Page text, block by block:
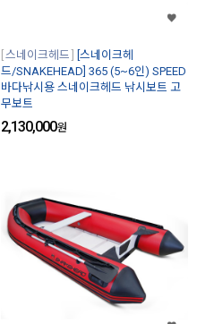
스네이크헤드
[스네이크헤
드/SNAKEHEAD] 365 (5~6인) SPEED
바다낚시용 스네이크헤드 낚시보트 고
무보트
2,130,000원